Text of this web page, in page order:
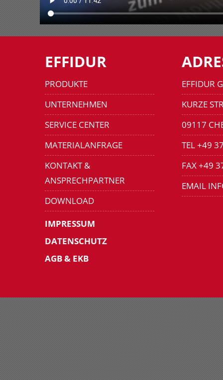
EFFIDUR
PRODUKTE
UNTERNEHMEN
SERVICE CENTER
MATERIALANFRAGE
KONTAKT &
ANSPRECHPARTNER
DOWNLOAD
IMPRESSUM
DATENSCHUTZ
AGB & EKB
EFFIDUR
KURZE
09117
TEL +49
FAX +49
EMAIL